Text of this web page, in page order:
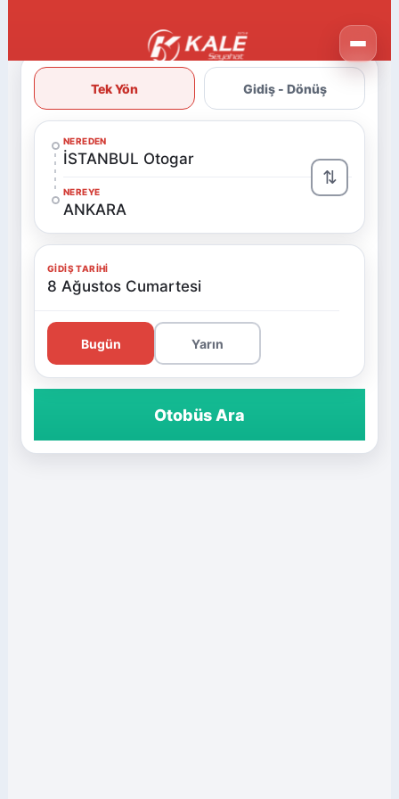
Tek Yön Gidiş - Dönüş
NEREDEN
İSTANBUL Otogar
NEREYE
ANKARA
⇅
GIDIŞ TARIHI
8 Ağustos Cumartesi
Bugün Yarın
Otobüs Ara